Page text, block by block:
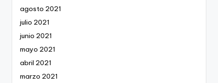
agosto 2021
julio 2021
junio 2021
mayo 2021
abril 2021
marzo 2021